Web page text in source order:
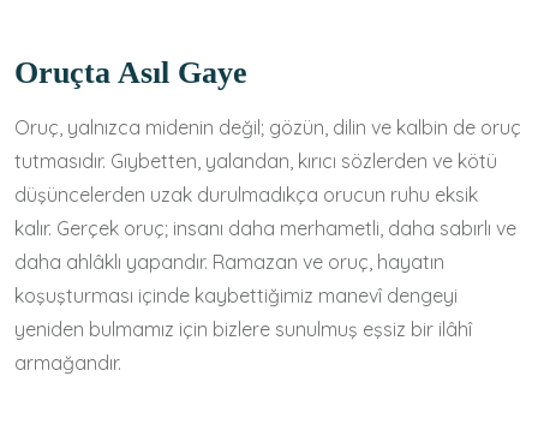
Oruçta Asıl Gaye
Oruç, yalnızca midenin değil; gözün, dilin ve kalbin de oruç
tutmasıdır. Gıybetten, yalandan, kırıcı sözlerden ve kötü
düşüncelerden uzak durulmadıkça orucun ruhu eksik
kalır. Gerçek oruç; insanı daha merhametli, daha sabırlı ve
daha ahlâklı yapandır. Ramazan ve oruç, hayatın
koşuşturması içinde kaybettiğimiz manevî dengeyi
yeniden bulmamız için bizlere sunulmuş eşsiz bir ilâhî
armağandır.